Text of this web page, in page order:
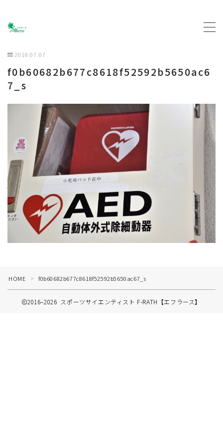
MENU
トップページ
主な活動について
契約企業について
お問い合わせ
ブログ
2018.07.07
f0b60682b677c8618f52592b5650ac6
7_s
HOME ＞ f0b60682b677c8618f52592b5650ac67_s
2016–2026 スポーツサイエンティスト F-RATH【エフラース】